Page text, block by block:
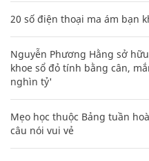
20 số điện thoại ma ám bạn
Nguyễn Phương Hằng sở
khoe sổ đỏ tính bằng cân,
nghìn tỷ'
Mẹo học thuộc Bảng tuần
câu nói vui vẻ